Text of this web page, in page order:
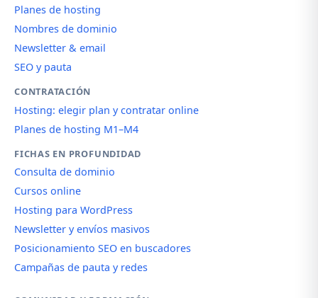
Planes de hosting
Nombres de dominio
Newsletter & email
SEO y pauta
CONTRATACIÓN
Hosting: elegir plan y contratar online
Planes de hosting M1–M4
FICHAS EN PROFUNDIDAD
Consulta de dominio
Cursos online
Hosting para WordPress
Newsletter y envíos masivos
Posicionamiento SEO en buscadores
Campañas de pauta y redes